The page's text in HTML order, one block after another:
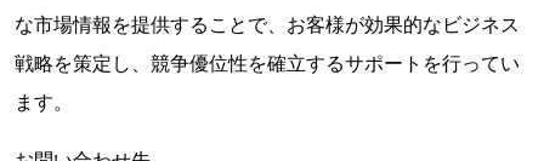
な市場情報を提供することで、お客様が効果的なビジネス
戦略を策定し、競争優位性を確立するサポートを行ってい
ます。